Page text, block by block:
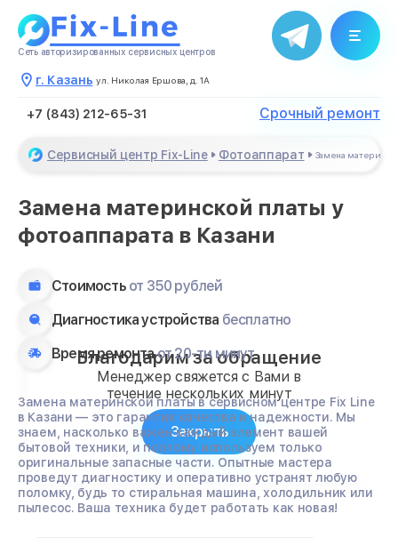
Сеть авторизированных сервисных центров
г. Казань ул. Николая Ершова, д. 1А
+7 (843) 212-65-31 Срочный ремонт
Сервисный центр Fix-Line Фотоаппарат Замена
Замена материнской платы у
фотоаппарата в Казани
Стоимость от 350 рублей
Диагностика устройства бесплатно
Время ремонтаот 20-ти минут
Замена материнской платы в сервисном центре Fix Line
в Казани — это гарантия качества и надежности. Мы
знаем, насколько важен каждый элемент вашей
бытовой техники, и поэтому используем только
оригинальные запасные части. Опытные мастера
проведут диагностику и оперативно устранят любую
поломку, будь то стиральная машина, холодильник или
пылесос. Ваша техника будет работать как новая!
Благодарим за обращение
Менеджер свяжется с Вами в
течение нескольких минут
Закрыть